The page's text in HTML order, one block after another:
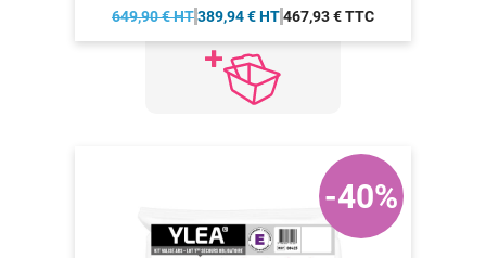
649,90 € HT389,94 € HT467,93 € TTC
-40%